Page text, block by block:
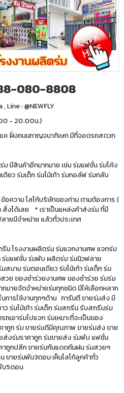
080-8808
Line : @NEWFLY
- 20.00น.)
ค ฝั่งถนนกาญจนาภิเษก มีที่จอดรถสดวก
ม มีสินค้าอีกมากมาย เช่น ร่มแฟชั่น ร่มโค้ง
ว ร่มเด็ก ร่มไม้เท้า ร่มกอล์ฟ ร่มกลับ
อความ โลโก้บริษัทของท่าน ตามต้องการ (
งได้เลย * เราเป็นแหล่งค้าส่งร่ม ที่มี
ยมีจำหน่าย แล้วทั่วประเทศ
น โรงงานผลิตร่ม ร่มแจกงานศพ แจกร่ม
ร่มแฟชั่น ร่มพับ ผลิตร่ม ร่มนิวฟลาย
นาม ร่มตอนเดียว ร่มไม้เท้า ร่มเด็ก ร่ม
วย ของชำร่วยงานศพ ของชำร่วย ร่มร่ม
มายจัดจำหน่ายร่มทุกชนิด มีให้เลือกหลาก
การใช้งานทุกๆด้าน การันตี ขายร่มส่ง มี
ร่มไม้เท้า ร่มเด็ก ร่มสกรีน รับสกรีนร่ม
เอาร่มไปแจก ร่มเหมาะที่จะเป็นของ
าถูก ร่ม ขายร่มดีมีคุณภาพ ขายร่มส่ง ขาย
ส่งร่มราคาถูก ร่มขายส่ง ร่มพับ แฟชั่น
าถูกปลีก ขายร่มกันแดดกันฝน ร่มสวยๆ
ขายร่มพับ3ตอน เห็นโลโก้ลูกค้าทั่ว
บ5ตอน